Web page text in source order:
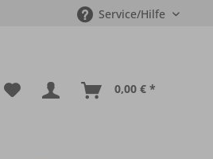
Service/Hilfe
0,00 € *